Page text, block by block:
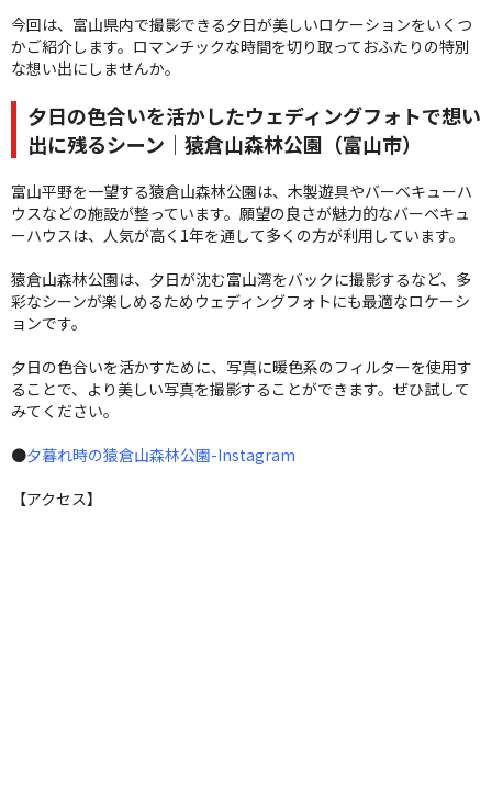
お問い合わせ|プライバシーポリシー
今回は、富山県内で撮影できる夕日が美しいロケーションをいくつ
かご紹介します。ロマンチックな時間を切り取っておふたりの特別
な想い出にしませんか。
夕日の色合いを活かしたウェディングフォトで想い
出に残るシーン｜猿倉山森林公園（富山市）
富山平野を一望する猿倉山森林公園は、木製遊具やバーベキューハ
ウスなどの施設が整っています。願望の良さが魅力的なバーベキュ
ーハウスは、人気が高く1年を通して多くの方が利用しています。
猿倉山森林公園は、夕日が沈む富山湾をバックに撮影するなど、多
彩なシーンが楽しめるためウェディングフォトにも最適なロケーシ
ョンです。
夕日の色合いを活かすために、写真に暖色系のフィルターを使用す
ることで、より美しい写真を撮影することができます。ぜひ試して
みてください。
●夕暮れ時の猿倉山森林公園-Instagram
【アクセス】